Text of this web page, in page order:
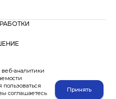
характер и не является
положениями ст. 437 ГК РФ.
Platforms Inc., признанной
в РФ. Указание
аналитики
соглашаетесь
Принять